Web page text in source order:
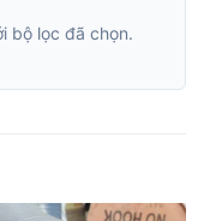
bộ lọc đã chọn.